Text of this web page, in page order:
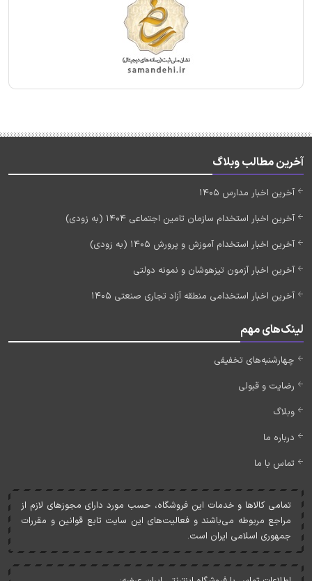
آخرین مطالب وبلاگ
آخرین اخبار مدارس 1405
آخرین اخبار استخدام سازمان تامین اجتماعی 1404 (به زودی)
آخرین اخبار استخدام آموزش و پرورش 1405 (به زودی)
آخرین اخبار آزمون تیزهوشان و نمونه دولتی
آخرین اخبار استخدامی منطقه آزاد تجاری صنعتی 1405
لینک‌های مهم
چهارشنبه‌های تخفیفی
رضایت و قبولی
وبلاگ
درباره ما
تماس با ما
تمامی کالاها و خدمات اين فروشگاه، حسب مورد دارای مجوزهای لازم از
مراجع مربوطه می‌باشند و فعاليت‌های اين سايت تابع قوانين و مقررات
جمهوری اسلامی ايران است.